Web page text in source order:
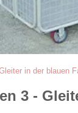
in der blauen
3 -